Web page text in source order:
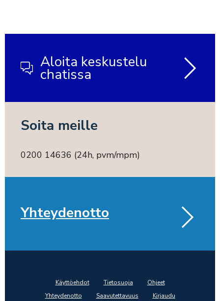
Aloita keskustelu
chatissa
Soita meille
0200 14636 (24h, pvm/mpm)
Yhteydenotto
Käyttöehdot Tietosuoja
Ohjeet
Yhteydenotto
Saavutettavuus Kirjaudu